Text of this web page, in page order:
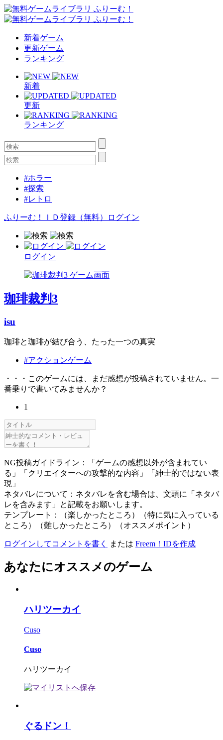
新着ゲーム
更新ゲーム
ランキング
新着
更新
ランキング
#ホラー
#探索
#レトロ
ふりーむ！ＩＤ登録（無料） ログイン
ログイン
珈琲裁判3
isu
珈琲と珈琲が結び合う、たった一つの真実
#アクションゲーム
・・・このゲームには、まだ感想が投稿されていません。一
番乗りで書いてみませんか？
1
NG投稿ガイドライン：「ゲームの感想以外が含まれてい
る」「クリエイターへの攻撃的な内容」「紳士的ではない表
現」
ネタバレについて：ネタバレを含む場合は、文頭に「ネタバ
レを含みます」と記載をお願いします。
テンプレート：（楽しかったところ）（特に気に入っている
ところ）（難しかったところ）（オススメポイント）
ログインしてコメントを書く または Freem！IDを作成
あなたにオススメのゲーム
ハリツーカイ
Cuso
Cuso
ハリツーカイ
ぐるドン！